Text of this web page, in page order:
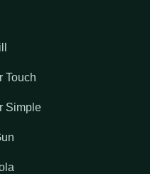
Touch
Simple